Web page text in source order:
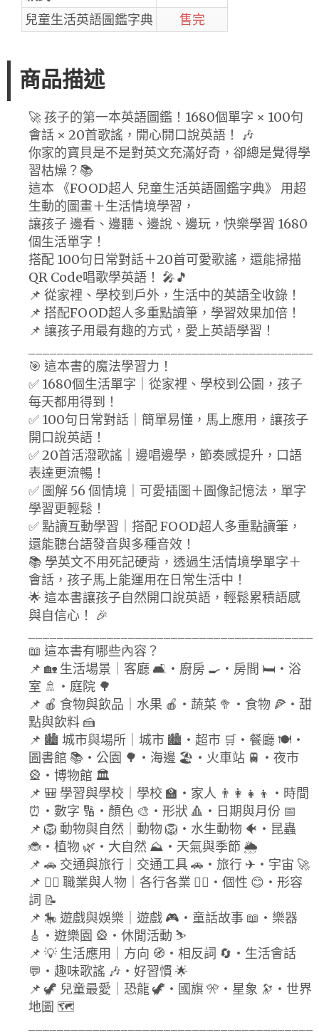
兒童生活英語圖鑑字典
售完
商品描述
🚀 孩子的第一本英語圖鑑！1680個單字 × 100句
會話 × 20首歌謠，開心開口說英語！ 🎶
你家的寶貝是不是對英文充滿好奇，卻總是覺得學
習枯燥？📚
這本 《FOOD超人 兒童生活英語圖鑑字典》 用超
生動的圖畫＋生活情境學習，
讓孩子 邊看、邊聽、邊說、邊玩，快樂學習 1680
個生活單字！
搭配 100句日常對話＋20首可愛歌謠，還能掃描
QR Code唱歌學英語！ 🎤🎵
📌 從家裡、學校到戶外，生活中的英語全收錄！
📌 搭配FOOD超人多重點讀筆，學習效果加倍！
📌 讓孩子用最有趣的方式，愛上英語學習！
🎯 這本書的魔法學習力！
✅ 1680個生活單字｜從家裡、學校到公園，孩子
每天都用得到！
✅ 100句日常對話｜簡單易懂，馬上應用，讓孩子
開口說英語！
✅ 20首活潑歌謠｜邊唱邊學，節奏感提升，口語
表達更流暢！
✅ 圖解 56 個情境｜可愛插圖＋圖像記憶法，單字
學習更輕鬆！
✅ 點讀互動學習｜搭配 FOOD超人多重點讀筆，
還能聽台語發音與多種音效！
📚 學英文不用死記硬背，透過生活情境學單字＋
會話，孩子馬上能運用在日常生活中！
🌟 這本書讓孩子自然開口說英語，輕鬆累積語感
與自信心！ 🎉
📖 這本書有哪些內容？
📌 🏡 生活場景｜客廳 🛋・廚房 🍳・房間 🛏・浴
室 🚿・庭院 🌳
📌 🍎 食物與飲品｜水果 🍎・蔬菜 🥦・食物 🍕・甜
點與飲料 🍰
📌 🏙 城市與場所｜城市 🏙・超市 🛒・餐廳 🍽・
圖書館 📚・公園 🌳・海邊 🏖・火車站 🚆・夜市
🎡・博物館 🏛
📌 🎒 學習與學校｜學校 🏫・家人 👨‍👩‍👧‍👦・時間
⏰・數字 🔢・顏色 🎨・形狀 🔺・日期與月份 📅
📌 🦁 動物與自然｜動物 🦁・水生動物 🐠・昆蟲
🐞・植物 🌿・大自然 ⛰・天氣與季節 🌦
📌 🚗 交通與旅行｜交通工具 🚗・旅行 ✈・宇宙 🚀
📌 👷‍♂ 職業與人物｜各行各業 👷‍♂・個性 😊・形容
詞 📝
📌 🎠 遊戲與娛樂｜遊戲 🎮・童話故事 📖・樂器
🎸・遊樂園 🎡・休閒活動 ⛷
📌 💡 生活應用｜方向 🧭・相反詞 🔄・生活會話
💬・趣味歌謠 🎶・好習慣 🌟
📌 🦖 兒童最愛｜恐龍 🦖・國旗 🎌・星象 🔭・世界
地圖 🗺